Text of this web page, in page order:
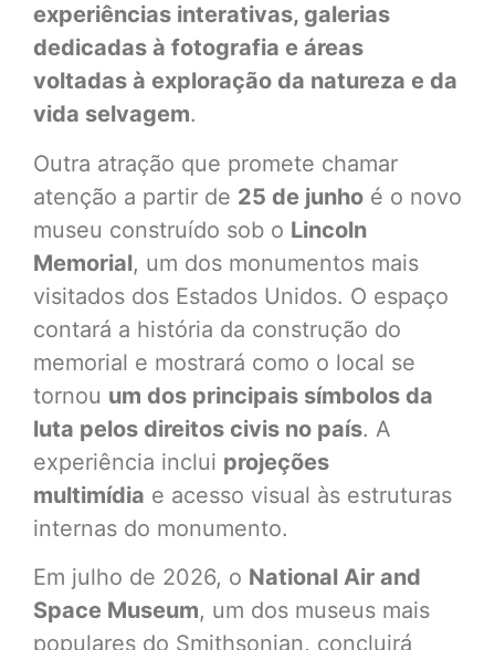
experiências interativas, galerias
dedicadas à fotografia e áreas
voltadas à exploração da natureza e da
vida selvagem.
Outra atração que promete chamar
atenção a partir de 25 de junho é o novo
museu construído sob o Lincoln
Memorial, um dos monumentos mais
visitados dos Estados Unidos. O espaço
contará a história da construção do
memorial e mostrará como o local se
tornou um dos principais símbolos da
luta pelos direitos civis no país. A
experiência inclui projeções
multimídia e acesso visual às estruturas
internas do monumento.
Em julho de 2026, o National Air and
Space Museum, um dos museus mais
populares do Smithsonian, concluirá